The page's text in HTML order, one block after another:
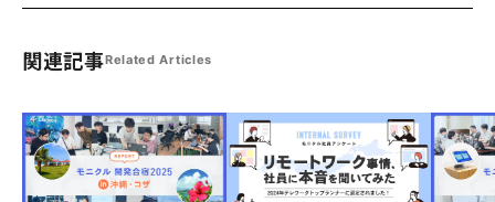
関連記事Related Articles